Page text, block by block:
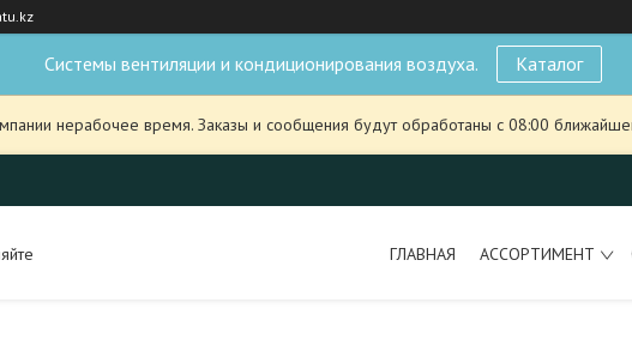
Системы вентиляции и кондиционирования воздуха. Каталог
нерабочее время. Заказы и сообщения будут обработаны с 08:00
ГЛАВНАЯ АССОРТИМЕНТ